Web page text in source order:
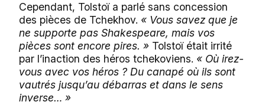
Cependant, Tolstoï a parlé sans concession
des pièces de Tchekhov. « Vous savez que je
ne supporte pas Shakespeare, mais vos
pièces sont encore pires. » Tolstoï était irrité
par l’inaction des héros tchekoviens. « Où irez-
vous avec vos héros ? Du canapé où ils sont
vautrés jusqu’au débarras et dans le sens
inverse… »